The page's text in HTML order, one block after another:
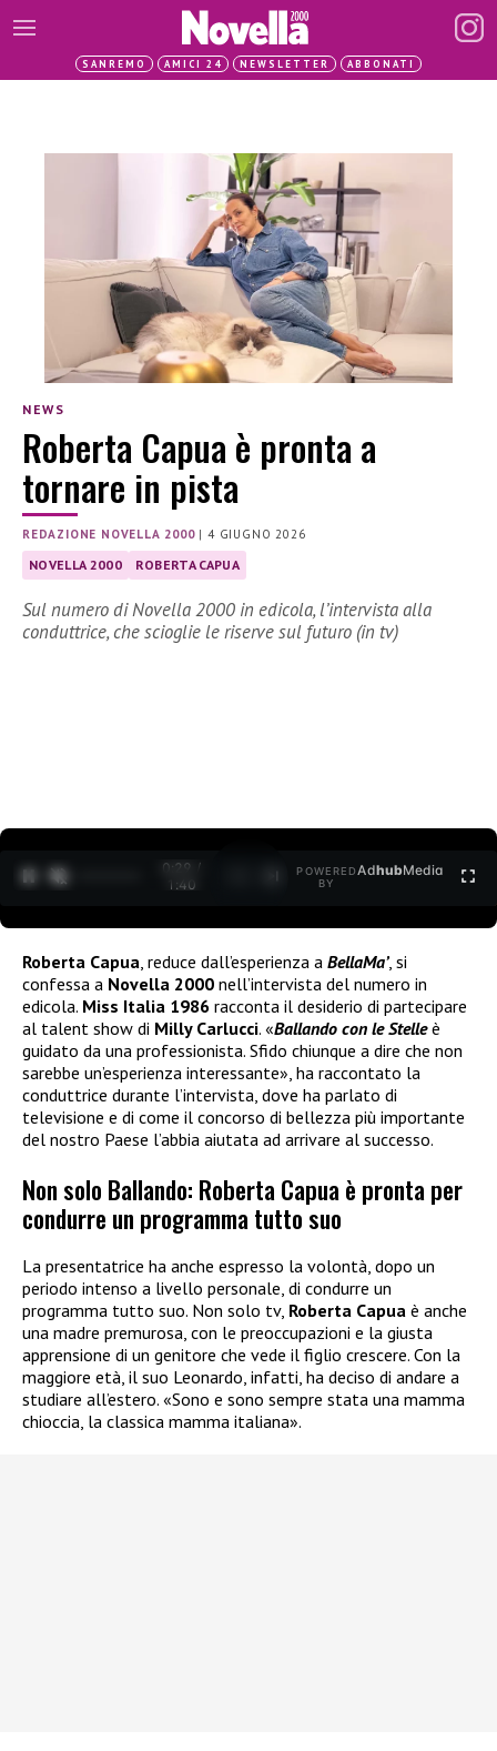
SANREMO AMICI 24 NEWSLETTER ABBONATI
NEWS
Roberta Capua è pronta a
tornare in pista
REDAZIONE NOVELLA 2000|4 GIUGNO 2026
NOVELLA 2000 ROBERTA CAPUA
Sul numero di Novella 2000 in edicola, l’intervista alla
conduttrice, che scioglie le riserve sul futuro (in tv)
0:30 /
1:40
POWERED
BY
AdhubMedia
Roberta Capua , reduce dall’esperienza a BellaMa’, si
confessa a Novella 2000 nell’intervista del numero in
edicola. Miss Italia 1986 racconta il desiderio di partecipare
al talent show di Milly Carlucci. «Ballando con le Stelleè
guidato da una professionista. Sfido chiunque a dire che non
sarebbe un’esperienza interessante», ha raccontato la
conduttrice durante l’intervista, dove ha parlato di
televisione e di come il concorso di bellezza più importante
del nostro Paese l’abbia aiutata ad arrivare al successo.
Non solo Ballando: Roberta Capua è pronta per
condurre un programma tutto suo
La presentatrice ha anche espresso la volontà, dopo un
periodo intenso a livello personale, di condurre un
programma tutto suo. Non solo tv, Roberta Capua è anche
una madre premurosa, con le preoccupazioni e la giusta
apprensione di un genitore che vede il figlio crescere. Con la
maggiore età, il suo Leonardo, infatti, ha deciso di andare a
studiare all’estero. «Sono e sono sempre stata una mamma
chioccia, la classica mamma italiana».